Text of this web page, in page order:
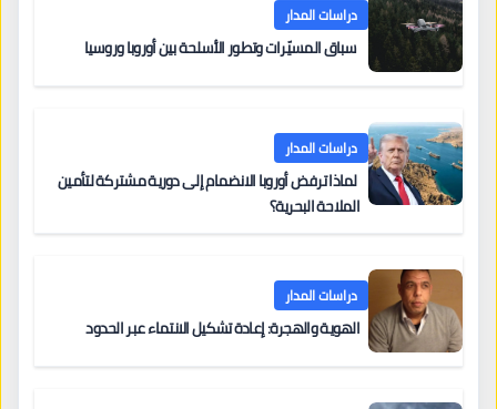
دراسات المدار
سباق المسيّرات وتطور الأسلحة بين أوروبا وروسيا
دراسات المدار
لماذا ترفض أوروبا الانضمام إلى دورية مشتركة لتأمين
الملاحة البحرية؟
دراسات المدار
الهوية والهجرة: إعادة تشكيل الانتماء عبر الحدود